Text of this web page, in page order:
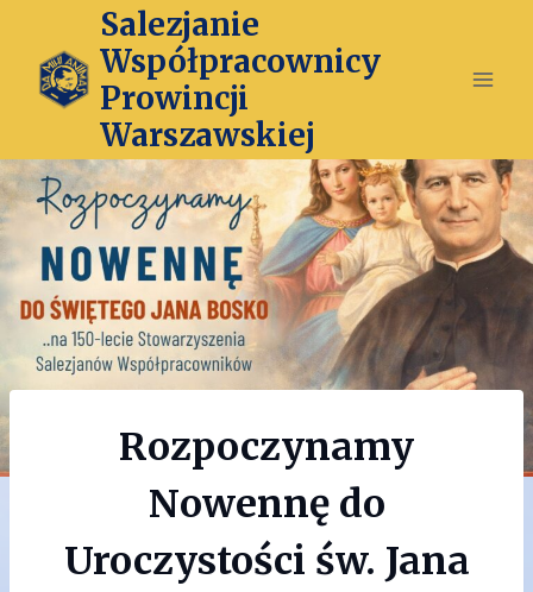
treści
Salezjanie
Współpracownicy
Prowincji
Warszawskiej
Rozpoczynamy
Nowennę do
Uroczystości św. Jana